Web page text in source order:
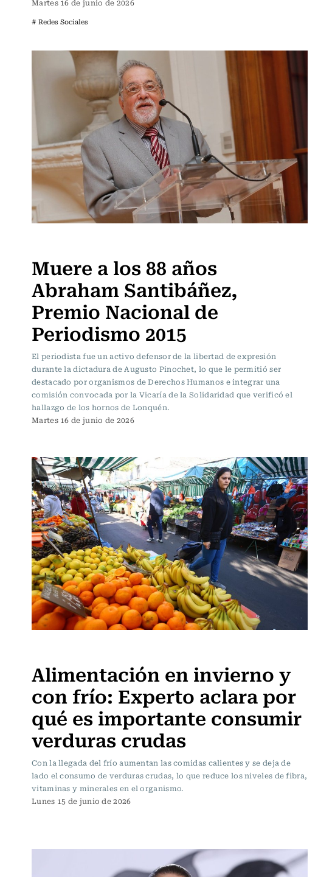
Martes 16 de junio de 2026
# Redes Sociales
Muere a los 88 años
Abraham Santibáñez,
Premio Nacional de
Periodismo 2015
El periodista fue un activo defensor de la libertad de expresión
durante la dictadura de Augusto Pinochet, lo que le permitió ser
destacado por organismos de Derechos Humanos e integrar una
comisión convocada por la Vicaría de la Solidaridad que verificó el
hallazgo de los hornos de Lonquén.
Martes 16 de junio de 2026
Alimentación en invierno y
con frío: Experto aclara por
qué es importante consumir
verduras crudas
Con la llegada del frío aumentan las comidas calientes y se deja de
lado el consumo de verduras crudas, lo que reduce los niveles de fibra,
vitaminas y minerales en el organismo.
Lunes 15 de junio de 2026